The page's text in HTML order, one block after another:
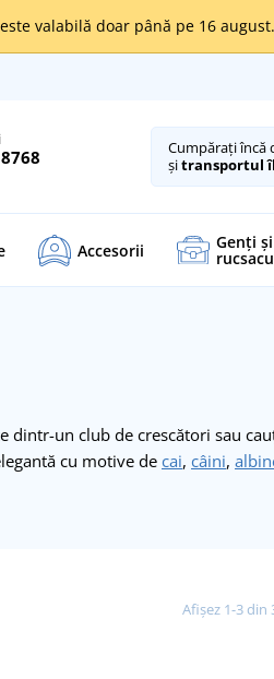
valabilă doar până pe 16 august.
Cumpărați încă
șitransportul
Accesorii Genți și
dintr-un club de crescători sau
cu motive decai, câini,
Afișez 1-3 din